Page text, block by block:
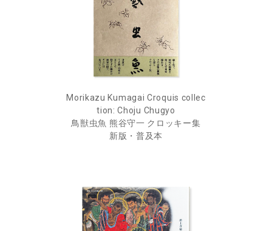
Morikazu Kumagai Croquis collec
tion: Choju Chugyo
鳥獣虫魚 熊谷守一 クロッキー集
新版・普及本